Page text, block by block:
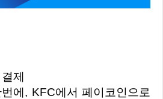
결제
에, KFC에서 페이코인으로